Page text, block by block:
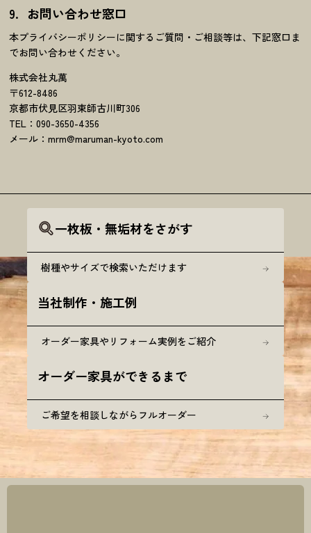
お問い合わせ窓口
本プライバシーポリシーに関するご質問・ご相談等は、下記窓口ま
でお問い合わせください。
株式会社丸萬
〒612-8486
京都市伏見区羽束師古川町306
TEL：090-3650-4356
メール：mrm@maruman-kyoto.com
一枚板・無垢材をさがす
樹種やサイズで検索いただけます
当社制作・施工例
オーダー家具やリフォーム実例をご紹介
オーダー家具ができるまで
ご希望を相談しながらフルオーダー